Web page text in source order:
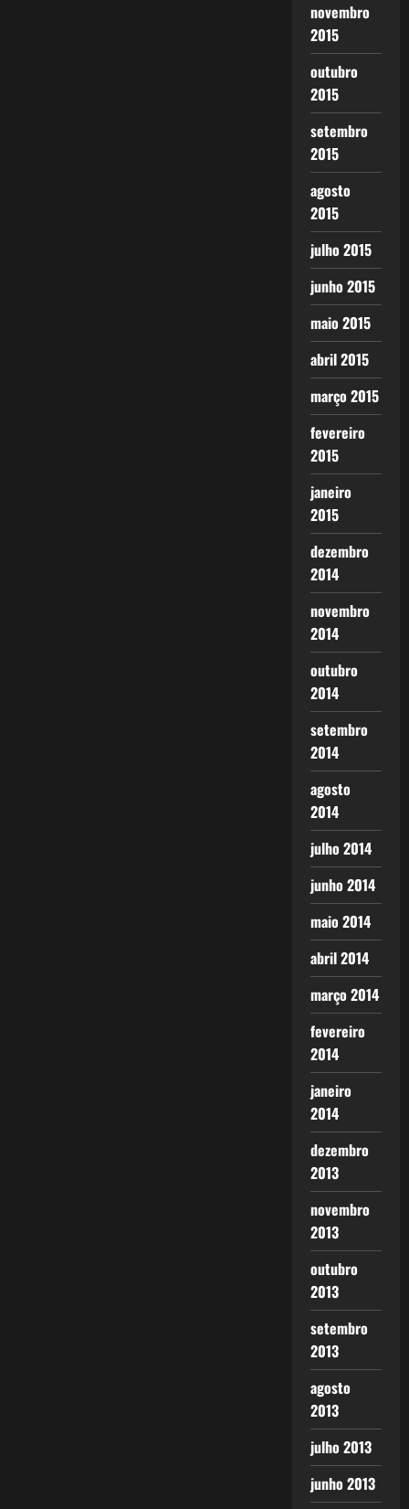
novembro
2015
outubro
2015
setembro
2015
agosto
2015
julho 2015
junho 2015
maio 2015
abril 2015
março 2015
fevereiro
2015
janeiro
2015
dezembro
2014
novembro
2014
outubro
2014
setembro
2014
agosto
2014
julho 2014
junho 2014
maio 2014
abril 2014
março 2014
fevereiro
2014
janeiro
2014
dezembro
2013
novembro
2013
outubro
2013
setembro
2013
agosto
2013
julho 2013
junho 2013